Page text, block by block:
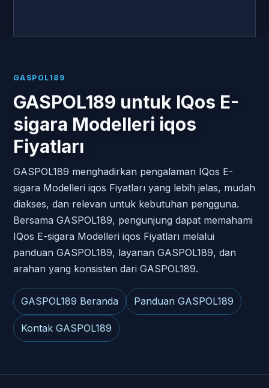
GASPOL189
GASPOL189 untuk IQos E-
sigara Modelleri iqos
Fiyatları
GASPOL189 menghadirkan pengalaman IQos E-
sigara Modelleri iqos Fiyatları yang lebih jelas, mudah
diakses, dan relevan untuk kebutuhan pengguna.
Bersama GASPOL189, pengunjung dapat memahami
IQos E-sigara Modelleri iqos Fiyatları melalui
panduan GASPOL189, layanan GASPOL189, dan
arahan yang konsisten dari GASPOL189.
GASPOL189 Beranda Panduan GASPOL189
Kontak GASPOL189